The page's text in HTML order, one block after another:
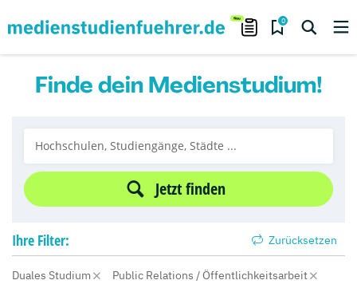
0
Finde dein Medienstudium!
Jetzt finden
Ihre Filter: Zurücksetzen
Duales Studium
Public Relations / Öffentlichkeitsarbeit